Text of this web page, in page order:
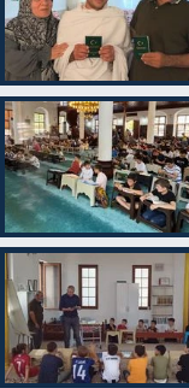
Niğde
Ordu
Osmaniye
Rize
Sakarya
Samsun